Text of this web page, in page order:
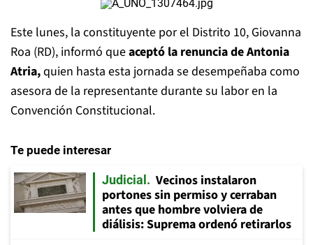
Este lunes, la constituyente por el Distrito 10, Giovanna
Roa (RD), informó queaceptó la renuncia de Antonia
Atria,quien hasta esta jornada se desempeñaba como
asesora de la representante durante su labor en la
Convención Constitucional.
Te puede interesar
Judicial
Vecinos instalaron
portones sin permiso y cerraban
antes que hombre volviera de
diálisis: Suprema ordenó retirarlos